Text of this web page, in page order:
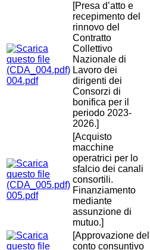
004.pdf
[Presa d’atto e
recepimento del
rinnovo del
Contratto
Collettivo
Nazionale di
Lavoro dei
dirigenti dei
Consorzi di
bonifica per il
periodo 2023-
2026.]
005.pdf
[Acquisto
macchine
operatrici per lo
sfalcio dei canali
consortili.
Finanziamento
mediante
assunzione di
mutuo.]
[Approvazione del
conto consuntivo